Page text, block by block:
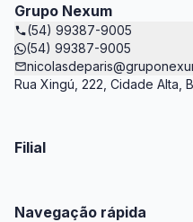
Grupo Nexum
(54) 99387-9005
(54) 99387-9005
Rua Xingú, 222, Cidade Alta,
Filial
Navegação rápida